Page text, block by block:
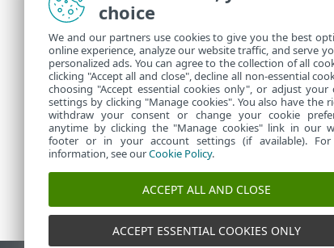
Ovdje
U stavci
choice
We and our partners use cookies to give you the best
online experience, analyze our website traffic, and serve
personalized ads. You can agree to the collection of all
clicking "Accept all and close", decline all non-essential
choosing "Accept essential cookies only", or adjust your
settings by clicking "Manage cookies". You also have the
withdraw your consent or change your cookie
anytime by clicking the "Manage cookies" link in our
footer or in your account settings (if available).
information, see ourCookie Policy.
ACCEPT ALL AND CLOSE
ACCEPT ESSENTIAL COOKIES ONLY